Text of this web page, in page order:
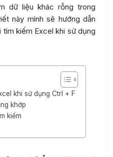
dữ liệu khác rỗng trong
này mình sẽ hướng dẫn
kiếm Excel khi sử dụng
khi sử dụng Ctrl + F
khớp
kiếm